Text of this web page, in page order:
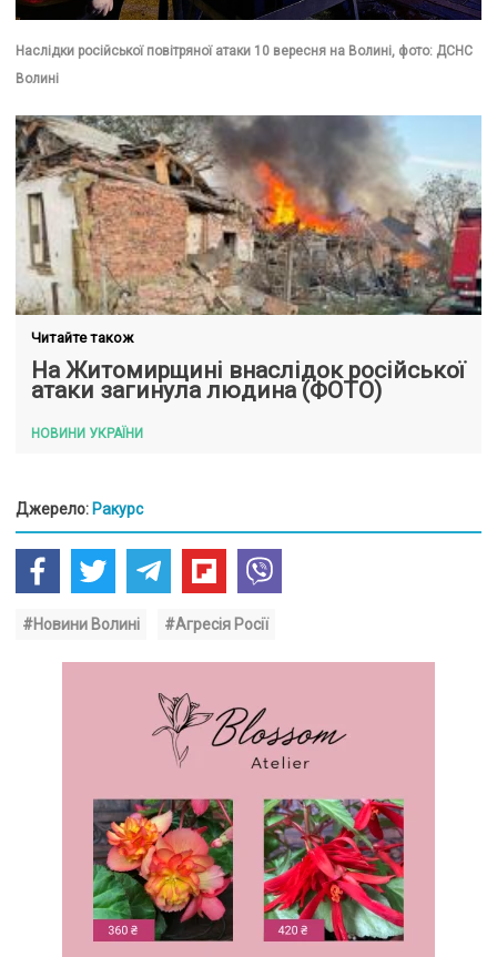
Наслідки російської повітряної атаки 10 вересня на Волині, фото: ДСНС
Волині
Читайте також
На Житомирщині внаслідок російської
атаки загинула людина (ФОТО)
НОВИНИ УКРАЇНИ
Джерело: Ракурс
#Новини Волині #Агресія Росії